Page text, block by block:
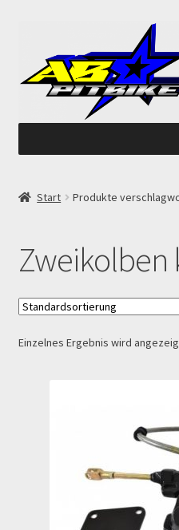
springen
springen
Checkout
Datenschutzerklärung
Devolución
Formas de Pago
Start Produkte
Zweikolben
Einzelnes Ergebnis wird